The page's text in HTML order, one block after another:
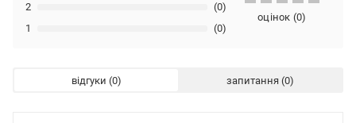
1 (0)
2 (0)
оцінок (0)
відгуки запитання